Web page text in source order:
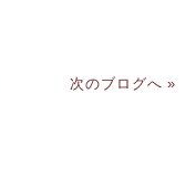
次のブログへ »